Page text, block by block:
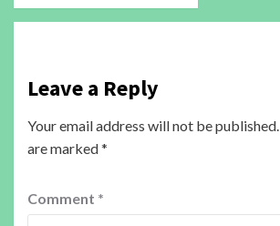
Leave a Reply
Your email address will not be published.
are marked*
Comment *